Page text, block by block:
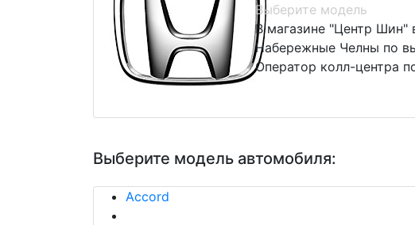
Выберите модель
В магазине "Центр Шин"
Набережные Челны по
Оператор колл-центра
Выберите модель автомобиля:
Accord